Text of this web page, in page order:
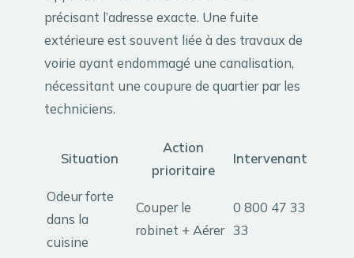
précisant l’adresse exacte. Une fuite
extérieure est souvent liée à des travaux de
voirie ayant endommagé une canalisation,
nécessitant une coupure de quartier par les
techniciens.
Situation
Action
prioritaire
Intervenant
Odeur forte
dans la
cuisine
Couper le
robinet + Aérer
0 800 47 33
33